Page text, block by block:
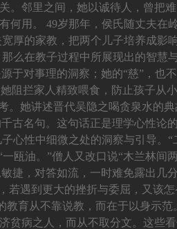
。邻里之间，她以诚待人，曾把
用。 49岁那年，侯氏随丈夫在
厚的家教，把两个儿子培养成影
么在教子过程中所展现出的智慧
于对事理的洞察；她的“慈”，也
阻拦家人精致喂食，防止孩子
。她讲述晋代吴隐之喝贪泉水的
古名句。这句话正是理学心性论
心性中细微之处的洞察与引导。“
瓯油。”僧人又改口说“木兰林间
捷，对答如流，一时难免露出几
遇到更大的挫折与委屈，又该
育从不靠说教，而在于以身示范
贫病之人，而从不取分文。这些